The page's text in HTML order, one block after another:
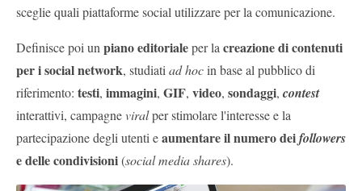
sceglie quali piattaforme social utilizzare per la comunicazione.
Definisce poi unpiano editorialeper lacreazione di contenuti
per i social network, studiatiad hocin base al pubblico di
riferimento: testi, immagini, GIF, video, sondaggi, contest
interattivi, campagneviralper stimolare l'interesse e la
partecipazione degli utenti eaumentare il numero deifollowers
e delle condivisioni(social media shares).